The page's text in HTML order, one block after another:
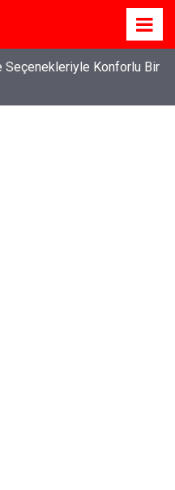
Seçenekleriyle Konforlu Bir